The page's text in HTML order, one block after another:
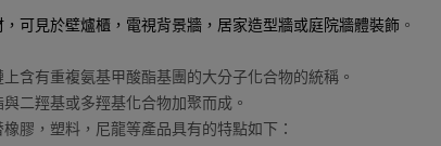
，可見於壁爐櫃，電視背景牆，居家造型牆或庭院牆體裝飾 。
含有重複氨基甲酸酯基團的大分子化合物的統稱。
二羥基或多羥基化合物加聚而成。
膠，塑料，尼龍等產品具有的特點如下：